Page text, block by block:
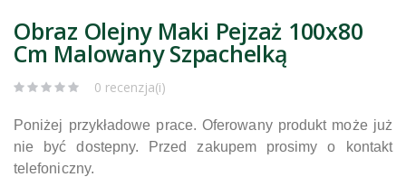
Obraz Olejny Maki Pejzaż 100x80
Cm Malowany Szpachelką
0 recenzja(i)
Poniżej przykładowe prace. Oferowany produkt może już
nie być dostepny. Przed zakupem prosimy o kontakt
telefoniczny.